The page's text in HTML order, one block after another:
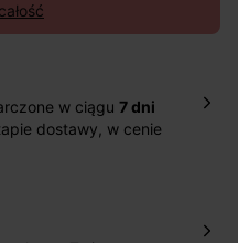
w ciągu 7 dni
dostawy, w cenie